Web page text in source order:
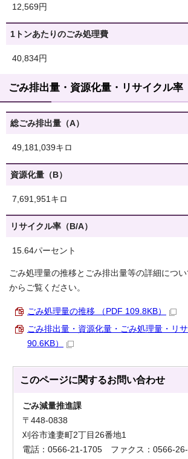
12,569円
1トンあたりのごみ処理費
40,834円
ごみ排出量・資源化量・リサイクル率
総ごみ排出量（A）
49,181,039キロ
資源化量（B）
7,691,951キロ
リサイクル率（B/A）
15.64パーセント
ごみ処理量の推移とごみ排出量等の詳細につ
からご覧ください。
ごみ処理量の推移 （PDF 109.8KB）
ごみ排出量・資源化量・ごみ処理量・リ
90.6KB）
このページに関するお問い合わせ
ごみ減量推進課
〒448-0838
刈谷市逢妻町2丁目26番地1
電話：0566-21-1705 ファクス：0566-